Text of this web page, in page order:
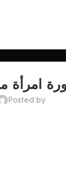
امرأة
Posted by